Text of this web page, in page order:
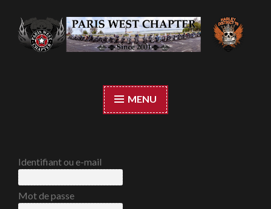
Accéder
au
contenu
MENU
Identifiant ou e-mail
Mot de passe